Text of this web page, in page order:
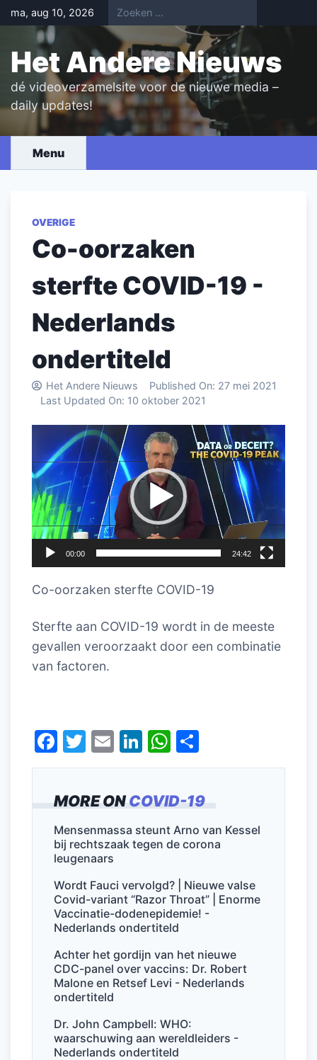
Skip
to
content
ma, aug 10, 2026
Het Andere Nieuws
dé videoverzamelsite voor de nieuwe media –
daily updates!
Menu
OVERIGE
Co-oorzaken
sterfte COVID-19 -
Nederlands
ondertiteld
Het Andere Nieuws Published On: 27 mei 2021
Last Updated On: 10 oktober 2021
MORE ONCOVID-19
Mensenmassa steunt Arno van Kessel
bij rechtszaak tegen de corona
leugenaars
Wordt Fauci vervolgd? | Nieuwe valse
Covid-variant “Razor Throat” | Enorme
Vaccinatie-dodenepidemie! -
Nederlands ondertiteld
Achter het gordijn van het nieuwe
CDC-panel over vaccins: Dr. Robert
Malone en Retsef Levi - Nederlands
ondertiteld
Dr. John Campbell: WHO:
waarschuwing aan wereldleiders -
Nederlands ondertiteld
Videospeler
00:00 24:42
Co-oorzaken sterfte COVID-19
Sterfte aan COVID-19 wordt in de meeste
gevallen veroorzaakt door een combinatie
van factoren.
F
a
e
b
o
o
k
T
w
er
E
m
l
Li
n
e
dI
n
W
h
s
A
p
p
el
n